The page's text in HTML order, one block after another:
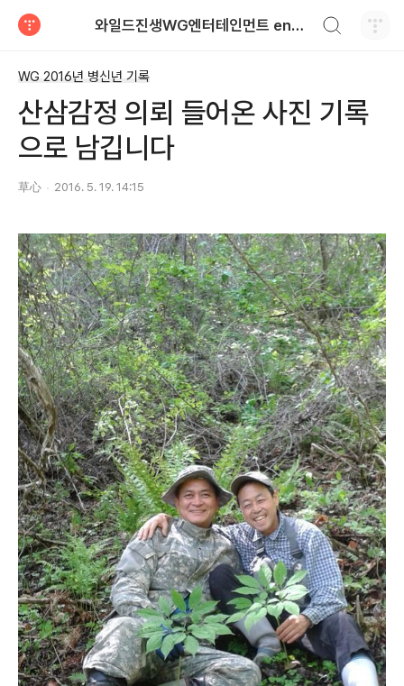
와일드진생WG엔터테인먼트 entertainment
WG 2016년 병신년 기록
산삼감정 의뢰 들어온 사진 기록
으로 남깁니다
草心 2016. 5. 19. 14:15